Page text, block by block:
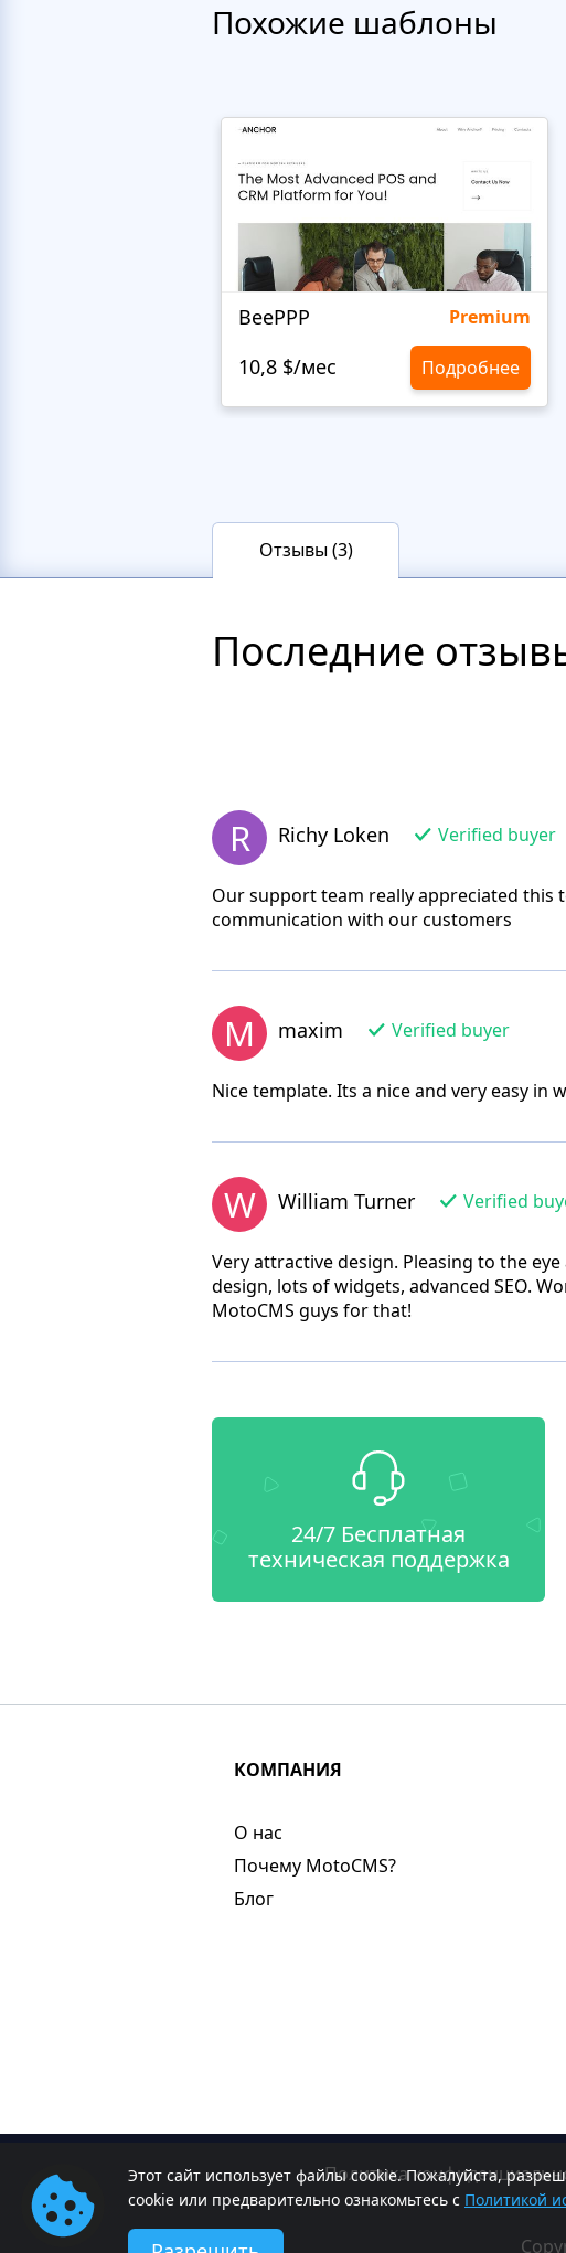
Похожие шаблоны
BeePPP Premium
10,8 $/мес Подробнее
Отзывы (3)
Последние
R Richy Loken Verified buyer
Our support team really appreciated this
communication with our customers
M maxim Verified buyer
Nice template. Its a nice and very easy in
W William Turner Verified
Very attractive design. Pleasing to the
design, lots of widgets, advanced SEO.
MotoCMS guys for that!
24/7 Бесплатная
техническая поддержка
Этот сайт использует файлы cookie. Пожалуйста,
cookie или предварительно ознакомьтесь с Политикой
КОМПАНИЯ
О нас​
Почему MotoCMS?
Блог
Политика